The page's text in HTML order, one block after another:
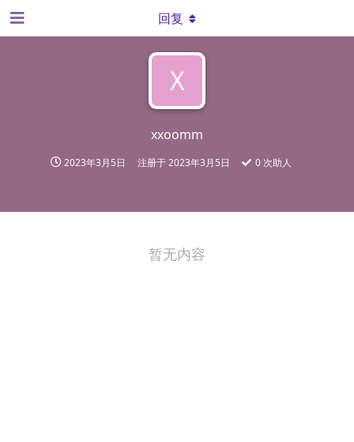
X
xxoomm
2023年3月5日 注册于2023年3月5日 0 次助人
回复
暂无内容